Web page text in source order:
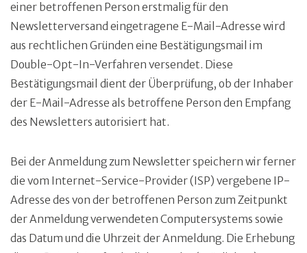
einer betroffenen Person erstmalig für den
Newsletterversand eingetragene E-Mail-Adresse wird
aus rechtlichen Gründen eine Bestätigungsmail im
Double-Opt-In-Verfahren versendet. Diese
Bestätigungsmail dient der Überprüfung, ob der Inhaber
der E-Mail-Adresse als betroffene Person den Empfang
des Newsletters autorisiert hat.
Bei der Anmeldung zum Newsletter speichern wir ferner
die vom Internet-Service-Provider (ISP) vergebene IP-
Adresse des von der betroffenen Person zum Zeitpunkt
der Anmeldung verwendeten Computersystems sowie
das Datum und die Uhrzeit der Anmeldung. Die Erhebung